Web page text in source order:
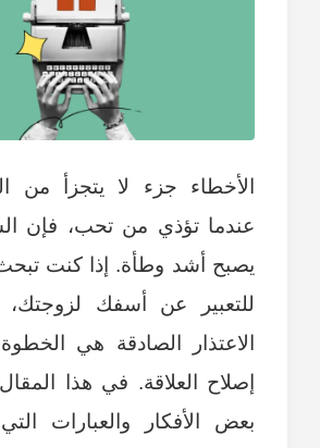
الأخطاء جزء لا يتجزأ من
عندما تؤذي من تحب، فإن
يصبح أشد وطأة. إذا كنت
للتعبير عن أسفك
الاعتذار الصادقة هي
إصلاح العلاقة. في هذا
بعض الأفكار والعبارات